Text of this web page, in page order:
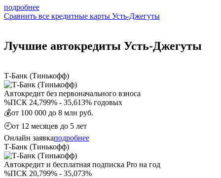
подробнее
Сравнить все кредитные карты Усть-Джегуты
Лучшие автокредиты Усть-Джегуты
Т-Банк (Тинькофф)
Автокредит без первоначального взноса
%ПСК 24,799% - 35,613% годовых
💰от 100 000 до 8 млн руб.
🕘от 12 месяцев до 5 лет
Онлайн заявкаподробнее
Т-Банк (Тинькофф)
Автокредит и бесплатная подписка Pro на год
%ПСК 20,799% - 35,073%